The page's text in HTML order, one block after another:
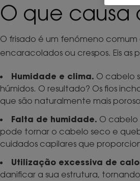
O que causa
O frisado é um fenómeno
encaracolados ou crespos. Eis as
Humidade e clima. O cabelo
húmidos. O resultado? Os fios
que são naturalmente mais
Falta de humidade. O cabelo
pode tornar o cabelo seco e
cuidados capilares que
Utilização excessiva de
danificar a sua estrutura,